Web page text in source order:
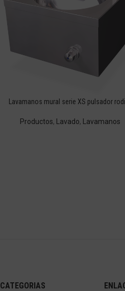
Lavamanos mural serie XS pulsador
Productos, Lavado, Lavamanos
CATEGORIAS